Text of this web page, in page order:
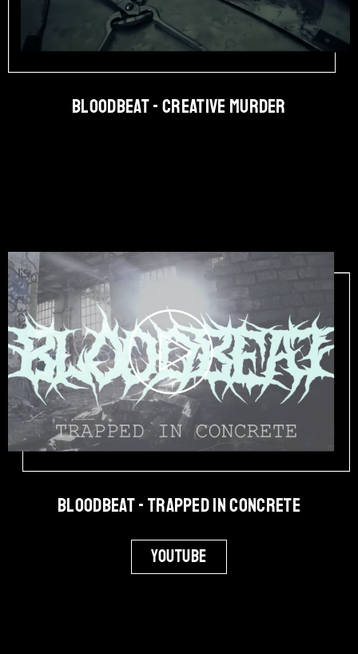
BLOODBEAT - Creative Murder
Bloodbeat - Trapped in Concrete
Youtube